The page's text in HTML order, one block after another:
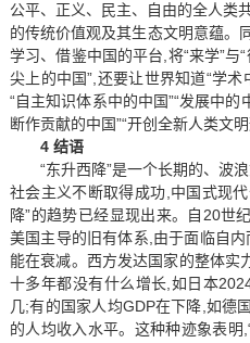
公平、正义、民主、自由的全人类
的传统价值观及其生态文明意蕴。
学习、借鉴中国的平台,将“来学”与
尖上的中国”,还要让世界知道“学术
“自主知识体系中的中国”“发展中的
断作贡献的中国”“开创全新人类文明
4 结语
“东升西降”是一个长期的、波
社会主义不断取得成功,中国式现
降”的趋势已经显现出来。自20世
美国主导的旧有体系,由于面临自
能在衰减。西方发达国家的整体实
十多年都没有什么增长,如日本
几;有的国家人均GDP在下降,如德
的人均收入水平。这种种迹象表明